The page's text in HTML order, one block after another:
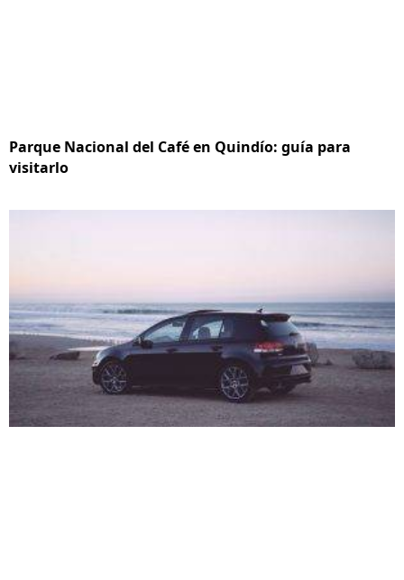
Parque Nacional del Café en Quindío: guía para
visitarlo